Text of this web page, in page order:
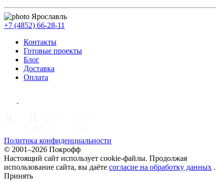
Ярославль
+7 (4852) 66-28-11
Контакты
Готовые проекты
Блог
Доставка
Оплата
Политика конфиденциальности
© 2001–2026 Покрофф
Настоящий сайт использует cookie-файлы. Продолжая
использование сайта, вы даёте согласие на обработку данных .
Принять